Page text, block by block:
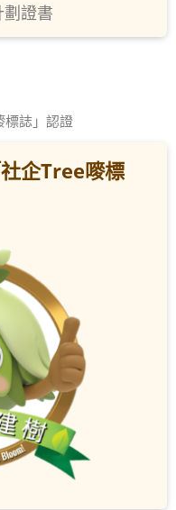
劃證書
標誌」認證
企Tree嘜標